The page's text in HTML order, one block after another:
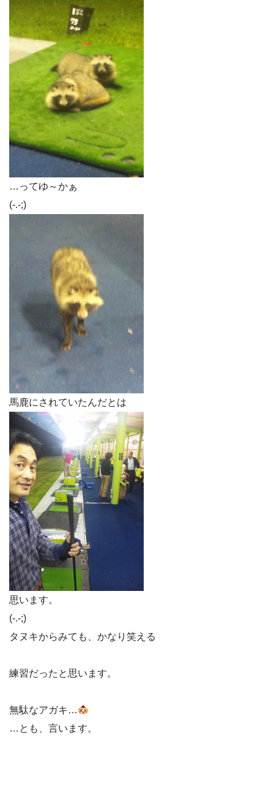
…ってゆ～かぁ
(-.-;)
馬鹿にされていたんだとは
思います。
(-.-;)
タヌキからみても、かなり笑える
練習だったと思います。
無駄なアガキ…
…とも、言います。